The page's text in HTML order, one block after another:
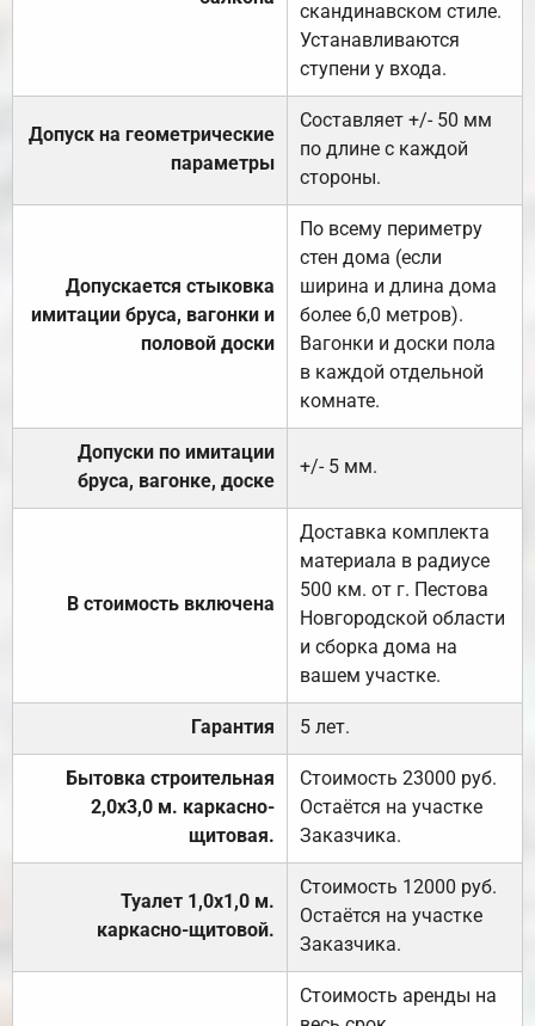
скандинавском стиле.
Устанавливаются
ступени у входа.
Допуск на геометрические
параметры
Составляет +/- 50 мм
по длине с каждой
стороны.
Допускается стыковка
имитации бруса, вагонки и
половой доски
По всему периметру
стен дома (если
ширина и длина дома
более 6,0 метров).
Вагонки и доски пола
в каждой отдельной
комнате.
Допуски по имитации
бруса, вагонке, доске
+/- 5 мм.
В стоимость включена
Доставка комплекта
материала в радиусе
500 км. от г. Пестова
Новгородской области
и сборка дома на
вашем участке.
Гарантия 5 лет.
Бытовка строительная
2,0х3,0 м. каркасно-
щитовая.
Стоимость 23000 руб.
Остаётся на участке
Заказчика.
Туалет 1,0х1,0 м.
каркасно-щитовой.
Стоимость 12000 руб.
Остаётся на участке
Заказчика.
Стоимость аренды на